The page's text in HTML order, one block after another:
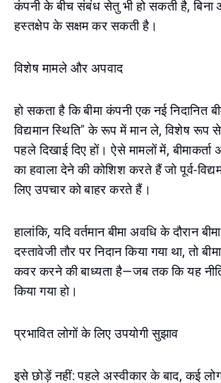
कंपनी के बीच संबंध सेतु भी हो सकती है,
हस्तक्षेप के सक्षम कर सकती है।
विशेष मामले और अपवाद
हो सकता है कि बीमा कंपनी एक नई निदानित
विद्यमान स्थिति" के रूप में मान ले, विशेष रूप
पहले दिखाई दिए हों। ऐसे मामलों में,
का हवाला देने की कोशिश करते हैं जो पूर्व-
लिए उपचार को बाहर करते हैं।
हालांकि, यदि वर्तमान बीमा अवधि के दौरान
दस्तावेजी तौर पर निदान किया गया था, तो
कवर करने की बाध्यता है—जब तक कि यह
किया गया हो।
प्रभावित लोगों के लिए उपयोगी सुझाव
इसे छोड़ें नहीं: पहले अस्वीकार के बाद, कई